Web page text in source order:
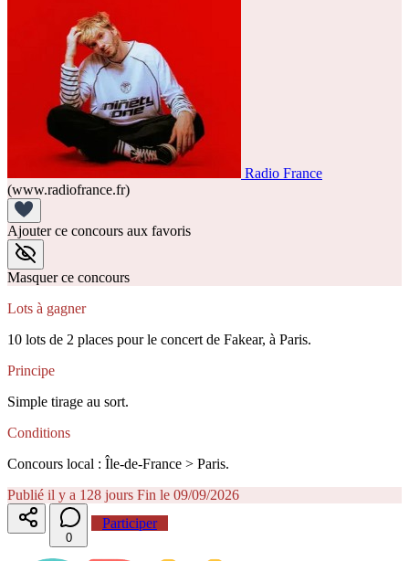
Radio France
(www.radiofrance.fr)
Ajouter ce concours aux favoris
Masquer ce concours
Lots à gagner
10 lots de 2 places pour le concert de Fakear, à Paris.
Principe
Simple tirage au sort.
Conditions
Concours local : Île-de-France > Paris.
Publié il y a 128 jours Fin le 09/09/2026
0
Participer